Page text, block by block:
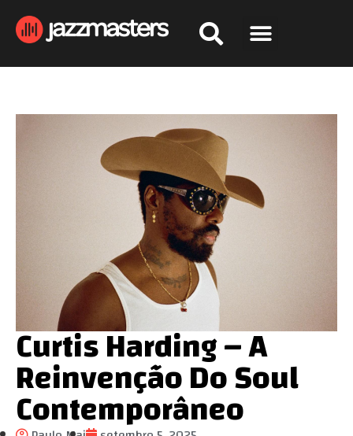
Curtis Harding – A
Reinvenção Do Soul
Contemporâneo